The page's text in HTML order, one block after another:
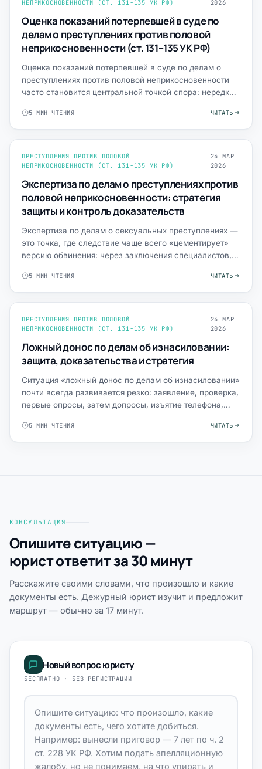
НЕПРИКОСНОВЕННОСТИ (СТ. 131-135 УК РФ) 2026
Оценка показаний потерпевшей в суде по
делам о преступлениях против половой
неприкосновенности (ст. 131–135 УК РФ)
Оценка показаний потерпевшей в суде по делам о
преступлениях против половой неприкосновенности
часто становится центральной точкой спора: нередко
5 МИН ЧТЕНИЯ ЧИТАТЬ
ПРЕСТУПЛЕНИЯ ПРОТИВ ПОЛОВОЙ
НЕПРИКОСНОВЕННОСТИ (СТ. 131-135 УК РФ)
24 МАР
2026
Экспертиза по делам о преступлениях против
половой неприкосновенности: стратегия
защиты и контроль доказательств
Экспертиза по делам о сексуальных преступлениях —
это точка, где следствие чаще всего «цементирует»
версию обвинения: через заключения специалистов,
5 МИН ЧТЕНИЯ ЧИТАТЬ
ПРЕСТУПЛЕНИЯ ПРОТИВ ПОЛОВОЙ
НЕПРИКОСНОВЕННОСТИ (СТ. 131-135 УК РФ)
24 МАР
2026
Ложный донос по делам об изнасиловании:
защита, доказательства и стратегия
Ситуация «ложный донос по делам об изнасиловании»
почти всегда развивается резко: заявление, проверка,
первые опросы, затем допросы, изъятие телефона,
5 МИН ЧТЕНИЯ ЧИТАТЬ
КОНСУЛЬТАЦИЯ
Опишите ситуацию —
юрист ответит за 30 минут
Расскажите своими словами, что произошло и какие
документы есть. Дежурный юрист изучит и предложит
маршрут — обычно за 17 минут.
Новый вопрос юристу
БЕСПЛАТНО · БЕЗ РЕГИСТРАЦИИ